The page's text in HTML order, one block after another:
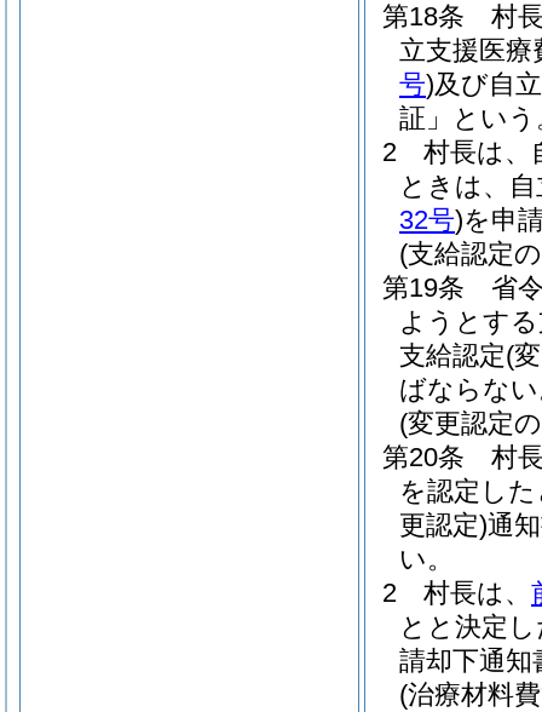
第18条
村
立支援医療
号)及び自
証」という
2
村長は、
ときは、
32号)を申
(支給認定
第19条
省
ようとす
支給認定(
ばならな
(変更認定
第20条
村
を認定し
更認定)通
い。
2
村長は、
とと決定
請却下通知
(治療材料